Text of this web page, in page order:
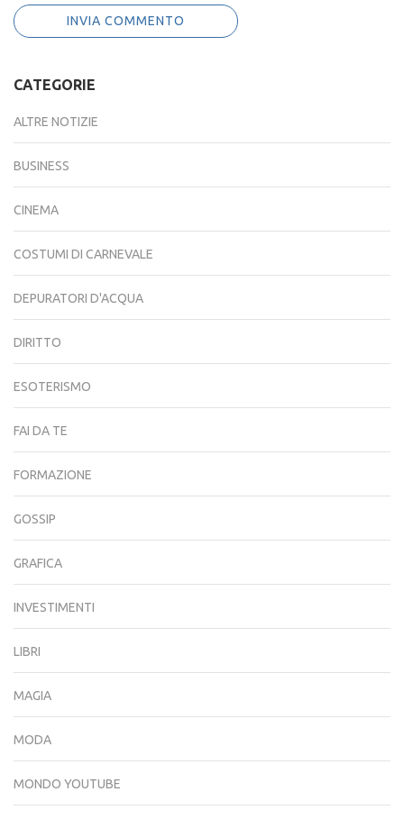
CATEGORIE
ALTRE NOTIZIE
BUSINESS
CINEMA
COSTUMI DI CARNEVALE
DEPURATORI D'ACQUA
DIRITTO
ESOTERISMO
FAI DA TE
FORMAZIONE
GOSSIP
GRAFICA
INVESTIMENTI
LIBRI
MAGIA
MODA
MONDO YOUTUBE